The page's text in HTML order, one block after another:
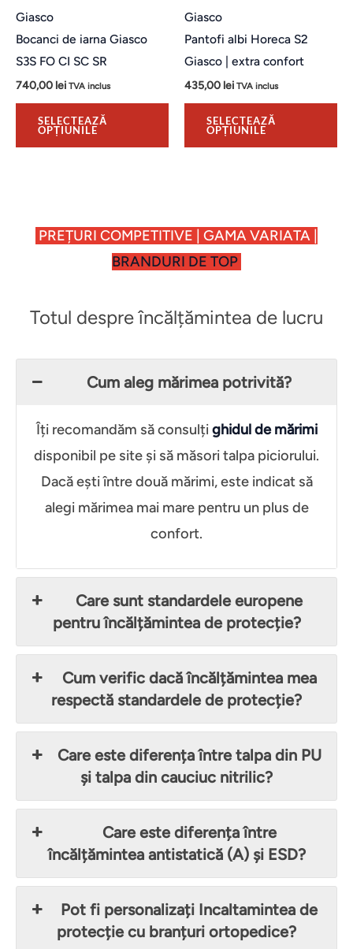
Giasco
Bocanci de iarna Giasco
S3S FO CI SC SR
740,00 lei TVA inclus
SELECTEAZĂ
OPȚIUNILE
pagina
produsului.
Giasco
Pantofi albi Horeca S2
Giasco | extra confort
435,00 lei TVA inclus
SELECTEAZĂ
OPȚIUNILE
PREȚURI COMPETITIVE | GAMA VARIATA |
BRANDURI DE TOP
Totul despre încălțămintea de lucru
Cum aleg mărimea potrivită?
Îți recomandăm să consulțighidul de mărimi
disponibil pe site și să măsori talpa piciorului.
Dacă ești între două mărimi, este indicat să
alegi mărimea mai mare pentru un plus de
confort.
Care sunt standardele europene
pentru încălțămintea de protecție?
Cum verific dacă încălțămintea mea
respectă standardele de protecție?
Care este diferența între talpa din PU
și talpa din cauciuc nitrilic?
Care este diferența între
încălțămintea antistatică (A) și ESD?
Pot fi personalizați Incaltamintea de
protecție cu branțuri ortopedice?